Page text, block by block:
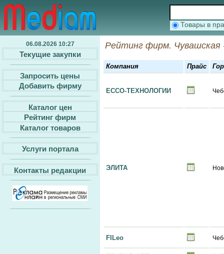
Товары в
06.08.2026 10:27
Текущие закупки
Запросить цены
Добавить фирму
Каталог цен
Рейтинг фирм
Каталог товаров
Услуги портала
Контакты редакции
Рейтинг фирм. Чувашская
Компания Прайс
ECCO-ТЕХНОЛОГИИ
ЭЛИТА
FILeo